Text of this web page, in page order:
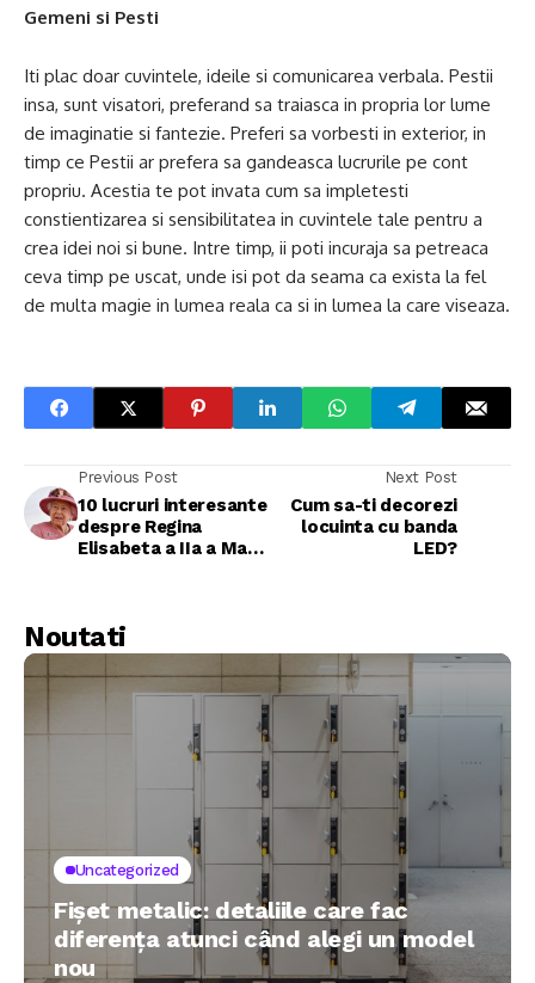
Gemeni si Pesti
Iti plac doar cuvintele, ideile si comunicarea verbala. Pestii
insa, sunt visatori, preferand sa traiasca in propria lor lume
de imaginatie si fantezie. Preferi sa vorbesti in exterior, in
timp ce Pestii ar prefera sa gandeasca lucrurile pe cont
propriu. Acestia te pot invata cum sa impletesti
constientizarea si sensibilitatea in cuvintele tale pentru a
crea idei noi si bune. Intre timp, ii poti incuraja sa petreaca
ceva timp pe uscat, unde isi pot da seama ca exista la fel
de multa magie in lumea reala ca si in lumea la care viseaza.
Previous Post
10 lucruri interesante
despre Regina
Elisabeta a IIa a Marii
Next Post
Cum sa-ti decorezi
locuinta cu banda
LED?
Noutati
Uncategorized
Fișet metalic: detaliile care fac
diferența atunci când alegi un model
nou